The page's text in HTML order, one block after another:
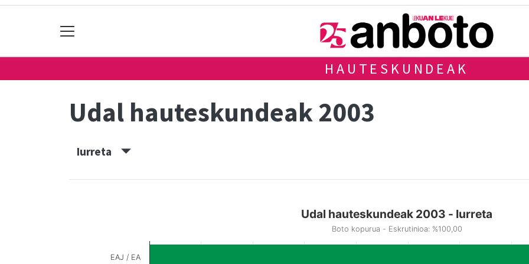
HAUTESKUNDEAK
Udal hauteskundeak 2003
Iurreta
Udal hauteskundeak 2003 - Iurreta
Boto kopurua - Eskrutinioa: %100,00
EAJ / EA